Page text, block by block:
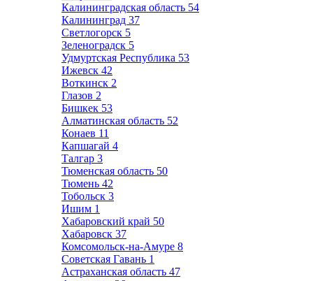
Калининградская область 54
Калининград 37
Светлогорск 5
Зеленоградск 5
Удмуртская Республика 53
Ижевск 42
Воткинск 2
Глазов 2
Бишкек 53
Алматинская область 52
Конаев 11
Капшагай 4
Талгар 3
Тюменская область 50
Тюмень 42
Тобольск 3
Ишим 1
Хабаровский край 50
Хабаровск 37
Комсомольск-на-Амуре 8
Советская Гавань 1
Астраханская область 47